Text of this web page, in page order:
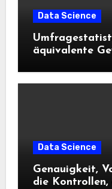
Data Science
äquivalente
Data Science
Genauigkeit,
die